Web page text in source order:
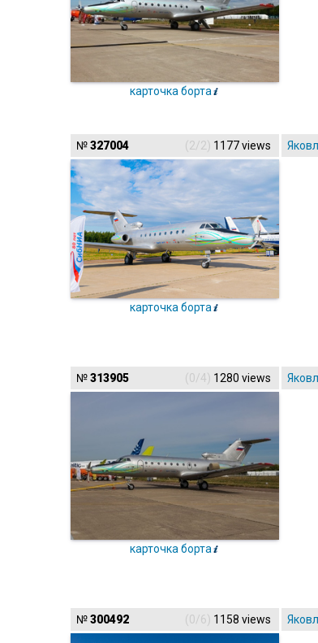
карточка борта
№327004 (2/2) 1177 views
карточка борта
№313905 (0/4) 1280 views
карточка борта
№300492 (0/6) 1158 views